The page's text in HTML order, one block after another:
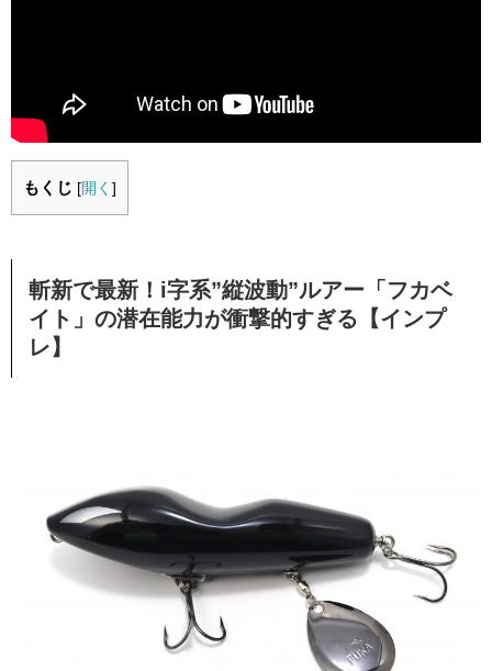
もくじ [開く ]
斬新で最新！i字系”縦波動”ルアー「フカベ
イト」の潜在能力が衝撃的すぎる【インプ
レ】